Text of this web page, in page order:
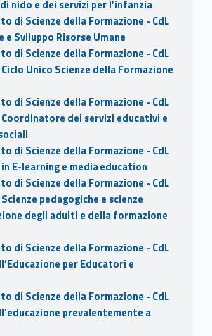
nido e dei servizi per l’infanzia
di Scienze della Formazione - CdL
e Sviluppo Risorse Umane
di Scienze della Formazione - CdL
Unico Scienze della Formazione
di Scienze della Formazione - CdL
dei servizi educativi e
di Scienze della Formazione - CdL
E-learning e media education
di Scienze della Formazione - CdL
pedagogiche e scienze
degli adulti e della formazione
di Scienze della Formazione - CdL
per Educatori e
di Scienze della Formazione - CdL
prevalentemente a